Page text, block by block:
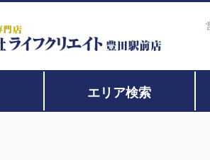
エリア検索